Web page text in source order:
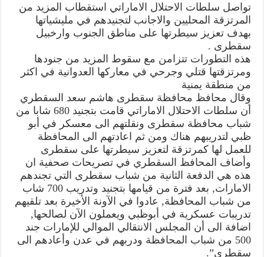
محليين
لتعزيز
سيطرته
على
اليمني
مغلقة
تواصل سلطات الاحتلال الاماراتي استقطاب المزيد من
المرتزقة المحليين والاجانب لتجنيدهم في مليشياتها
بهدف تعزيز سيطرتها على مناطق الجنوب وارخبيل
سقطرى .
هذه التطورات تتزامن مع سقوط المزيد من جنودها
ومرتزقتها قتلي وجرحي في معاركها العدوانية في اكثر
من منطقة يمنية
وقال محافظ محافظة سقطرى هاشم سعد السقطري
أن سلطات الاحتلال الاماراتي قامت بتجنيد 680 شابا من
شباب محافظة سقطرى ونقلتهم الى معسكر في أبو
ظبي لتدريبهم هناك ومن ثم اعادتهم الى المحافظة
للعمل لها كمرتزقة لتعزيز سيطرتها على سقطرى
وأضاف المحافظ السقطري في تصريحات صحفية ان
هذه هي الدفعة الثانية من شباب سقطرى التي تجندهم
الامارات, بعد فترة من قيامها بتجنيد وتدريب 700 شاب
من شباب المحافظة, عادوا في الآونة الأخيرة بعد تلقيهم
تدريبات عسكرية في أبوظبي ويعملون الآن لصالحها,
اضافة الى أن المجلس الانتقالي الموالي للإمارات جند
500 من شباب المحافظة ودربهم في عدن وأعادهم الى
سقطرى”.